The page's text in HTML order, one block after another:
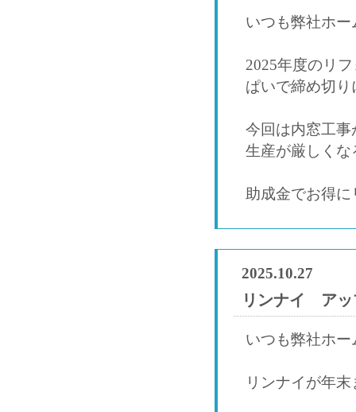
いつも弊社ホ
2025年度のリ
ぱいで締め切
今回は内窓工
生産が厳しく
助成金でお得
2025.10.27
リンナイ アッ
いつも弊社ホ
リンナイが年